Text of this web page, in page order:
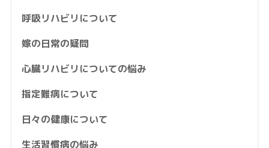
呼吸リハビリについて
嫁の日常の疑問
心臓リハビリについての悩み
指定難病について
日々の健康について
生活習慣病の悩み